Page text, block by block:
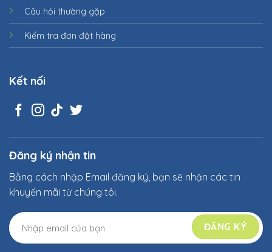
Câu hỏi thường gặp
Kiểm tra đơn đặt hàng
Kết nối
Đăng ký nhận tin
Bằng cách nhập Email đăng ký, bạn sẽ nhận các tin
khuyến mãi từ chúng tôi.